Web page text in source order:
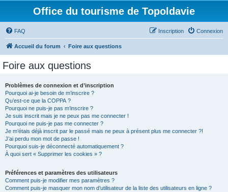
Office du tourisme de Topoldavie
FAQ Connexion
Inscription
Accueil du forum Foire aux questions
Foire aux questions
Problèmes de connexion et d’inscription
Pourquoi ai-je besoin de m’inscrire ?
Qu’est-ce que la COPPA ?
Pourquoi ne puis-je pas m’inscrire ?
Je suis inscrit mais je ne peux pas me connecter !
Pourquoi ne puis-je pas me connecter ?
Je m’étais déjà inscrit par le passé mais ne peux à présent plus me connecter ?!
J’ai perdu mon mot de passe !
Pourquoi suis-je déconnecté automatiquement ?
À quoi sert « Supprimer les cookies » ?
Préférences et paramètres des utilisateurs
Comment puis-je modifier mes paramètres ?
Comment puis-je masquer mon nom d’utilisateur de la liste des utilisateurs en ligne ?